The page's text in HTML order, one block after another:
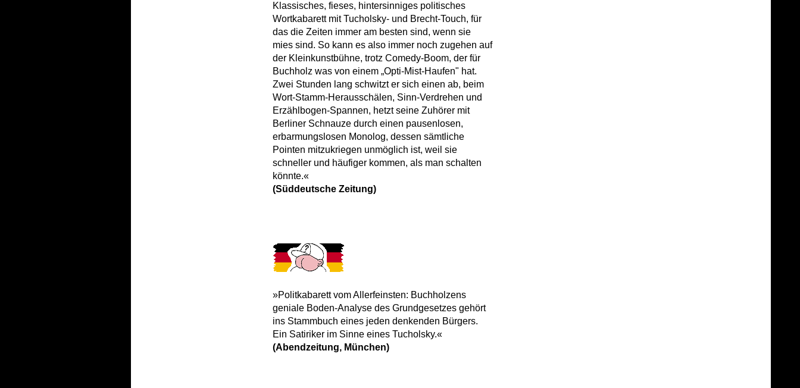
Klassisches, fieses, hintersinniges politisches
Wortkabarett mit Tucholsky- und Brecht-Touch, für
das die Zeiten immer am besten sind, wenn sie
mies sind. So kann es also immer noch zugehen auf
der Kleinkunstbühne, trotz Comedy-Boom, der für
Buchholz was von einem „Opti-Mist-Haufen" hat.
Zwei Stunden lang schwitzt er sich einen ab, beim
Wort-Stamm-Herausschälen, Sinn-Verdrehen und
Erzählbogen-Spannen, hetzt seine Zuhörer mit
Berliner Schnauze durch einen pausenlosen,
erbarmungslosen Monolog, dessen sämtliche
Pointen mitzukriegen unmöglich ist, weil sie
schneller und häufiger kommen, als man schalten
könnte.«
(Süddeutsche Zeitung)
»Politkabarett vom Allerfeinsten: Buchholzens
geniale Boden-Analyse des Grundgesetzes gehört
ins Stammbuch eines jeden denkenden Bürgers.
Ein Satiriker im Sinne eines Tucholsky.«
(Abendzeitung, München)